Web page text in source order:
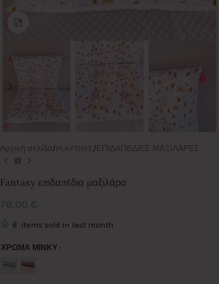
Αρχική σελίδα/PLAYTIME/ΕΠΙΔΑΠΕΔΙΕΣ ΜΑΞΙΛΑΡΕΣ
Fantasy επιδαπέδια μαξιλάρα
6 Items sold in last month
ΧΡΩΜΑ ΜΙΝΚΥ
Alternative: